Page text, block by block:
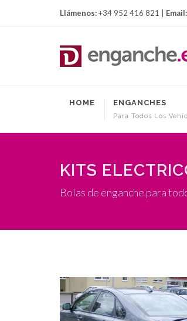
Llámenos:+34 952 416 821 | Email:
HOME ENGANCHES
Para Todos Los
KITS
Bolas de enganche para